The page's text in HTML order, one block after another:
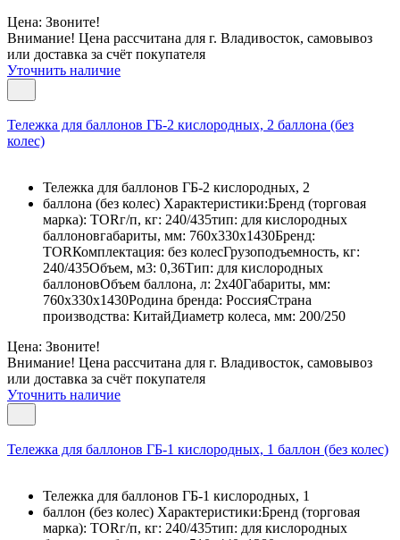
Цена: Звоните!
Внимание! Цена рассчитана для г. Владивосток, самовывоз
или доставка за счёт покупателя
Уточнить наличие
Тележка для баллонов ГБ-2 кислородных, 2 баллона (без
колес)
Тележка для баллонов ГБ-2 кислородных, 2
баллона (без колес) Характеристики:Бренд (торговая
марка): TORг/п, кг: 240/435тип: для кислородных
баллоновгабариты, мм: 760х330х1430Бренд:
TORКомплектация: без колесГрузоподъемность, кг:
240/435Объем, м3: 0,36Тип: для кислородных
баллоновОбъем баллона, л: 2х40Габариты, мм:
760х330х1430Родина бренда: РоссияСтрана
производства: КитайДиаметр колеса, мм: 200/250
Цена: Звоните!
Внимание! Цена рассчитана для г. Владивосток, самовывоз
или доставка за счёт покупателя
Уточнить наличие
Тележка для баллонов ГБ-1 кислородных, 1 баллон (без колес)
Тележка для баллонов ГБ-1 кислородных, 1
баллон (без колес) Характеристики:Бренд (торговая
марка): TORг/п, кг: 240/435тип: для кислородных